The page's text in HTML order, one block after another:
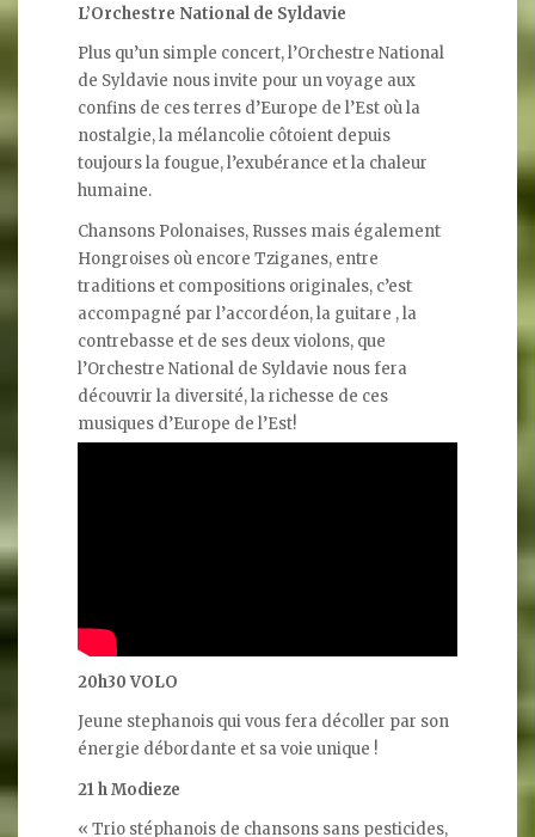
L’Orchestre National de Syldavie
Plus qu’un simple concert, l’Orchestre National
de Syldavie nous invite pour un voyage aux
confins de ces terres d’Europe de l’Est où la
nostalgie, la mélancolie côtoient depuis
toujours la fougue, l’exubérance et la chaleur
humaine.
Chansons Polonaises, Russes mais également
Hongroises où encore Tziganes, entre
traditions et compositions originales, c’est
accompagné par l’accordéon, la guitare , la
contrebasse et de ses deux violons, que
l’Orchestre National de Syldavie nous fera
découvrir la diversité, la richesse de ces
musiques d’Europe de l’Est!
20h30 VOLO
Jeune stephanois qui vous fera décoller par son
énergie débordante et sa voie unique !
21 h Modieze
« Trio stéphanois de chansons sans pesticides,